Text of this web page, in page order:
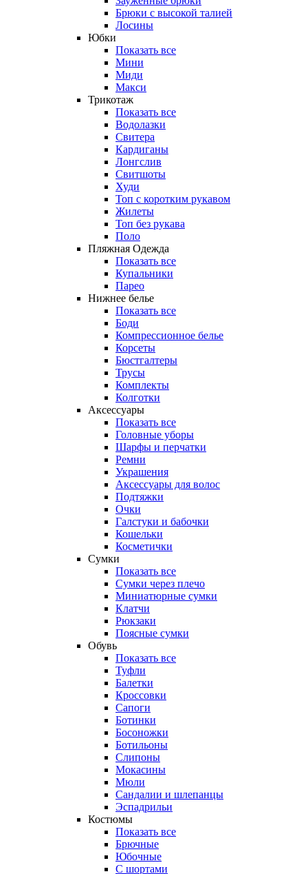
Брюки с высокой талией
Лосины
Юбки
Показать все
Мини
Миди
Макси
Трикотаж
Показать все
Водолазки
Свитера
Кардиганы
Лонгслив
Свитшоты
Худи
Топ с коротким рукавом
Жилеты
Топ без рукава
Поло
Пляжная Одежда
Показать все
Купальники
Парео
Нижнее белье
Показать все
Боди
Компрессионное белье
Корсеты
Бюстгалтеры
Трусы
Комплекты
Колготки
Аксессуары
Показать все
Головные уборы
Шарфы и перчатки
Ремни
Украшения
Аксессуары для волос
Подтяжки
Очки
Галстуки и бабочки
Кошельки
Косметички
Сумки
Показать все
Сумки через плечо
Миниатюрные cумки
Клатчи
Рюкзаки
Поясные сумки
Обувь
Показать все
Туфли
Балетки
Кроссовки
Сапоги
Ботинки
Босоножки
Ботильоны
Слипоны
Мокасины
Мюли
Сандалии и шлепанцы
Эспадрильи
Костюмы
Показать все
Брючные
Юбочные
С шортами